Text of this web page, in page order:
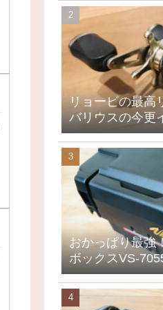
リョービの最高
バリウスの今更
おかっぱり最強
ボックスVS-